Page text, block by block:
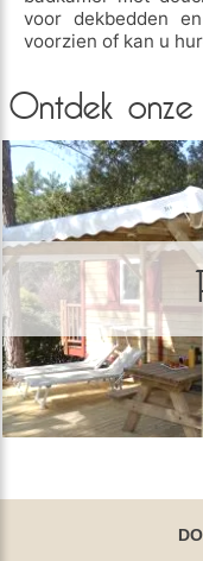
voor dekbedden
voorzien of kan u
Ontdek